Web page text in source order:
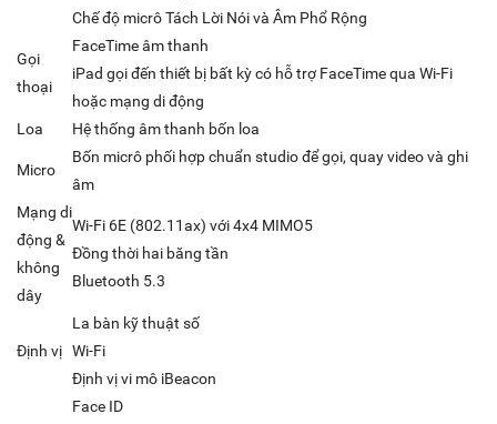
Chế độ micrô Tách Lời Nói và Âm Phổ Rộng
Gọi
thoại
FaceTime âm thanh
iPad gọi đến thiết bị bất kỳ có hỗ trợ FaceTime qua Wi-Fi
hoặc mạng di động
Loa
Hệ thống âm thanh bốn loa
Micro
Bốn micrô phối hợp chuẩn studio để gọi, quay video và ghi
âm
Mạng di
động &
không
dây
Wi-Fi 6E (802.11ax) với 4x4 MIMO5
Đồng thời hai băng tần
Bluetooth 5.3
Định vị
La bàn kỹ thuật số
Wi-Fi
Định vị vi mô iBeacon
Face ID